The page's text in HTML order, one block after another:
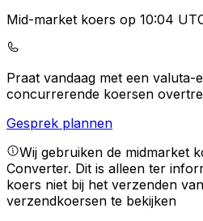
Mid-market koers op 10:04
Praat vandaag met een valuta-
concurrerende koersen
Gesprek plannen
Wij gebruiken de midmarket
Converter. Dit is alleen ter
koers niet bij het verzenden
verzendkoersen te bekijken